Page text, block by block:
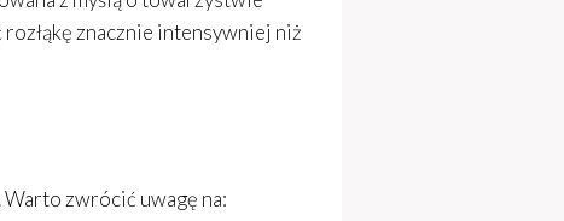
znacznie intensywniej niż
zwrócić uwagę na: